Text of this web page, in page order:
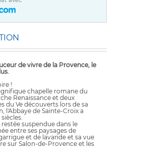
de vivre de la Provence, le
!
chapelle romane du
Renaissance et deux
du Ve découverts lors de sa
l'Abbaye de Sainte-Croix a
restée suspendue dans le
entre ses paysages de
et de lavande et sa vue
sur Salon-de-Provence et les